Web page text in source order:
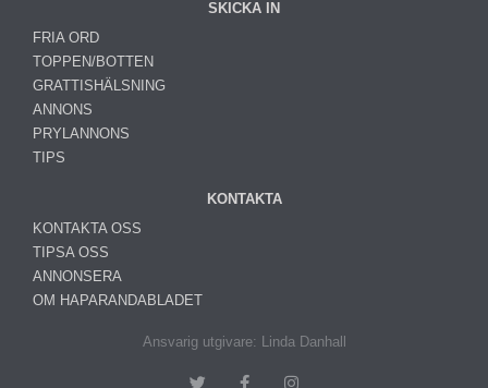
SKICKA IN
FRIA ORD
TOPPEN/BOTTEN
GRATTISHÄLSNING
ANNONS
PRYLANNONS
TIPS
KONTAKTA
KONTAKTA OSS
TIPSA OSS
ANNONSERA
OM HAPARANDABLADET
Ansvarig utgivare: Linda Danhall